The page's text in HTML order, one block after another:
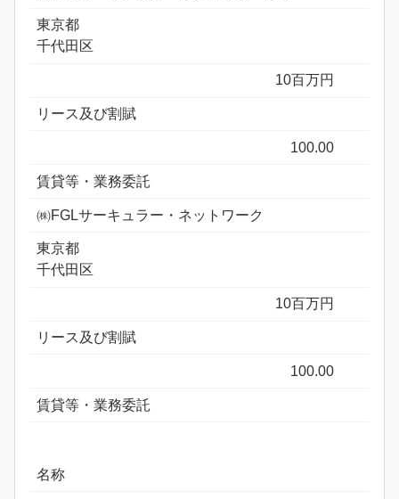
東京都
千代田区
10百万円
リース及び割賦
100.00
賃貸等・業務委託
㈱FGLサーキュラー・ネットワーク
東京都
千代田区
10百万円
リース及び割賦
100.00
賃貸等・業務委託
名称